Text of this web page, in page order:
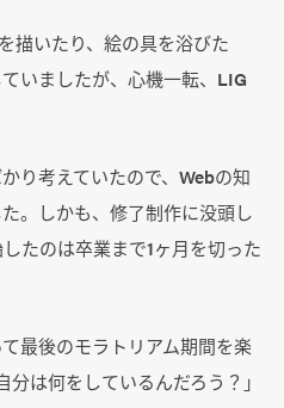
描いたり、絵の具を浴びた
いましたが、心機一転、LIG
り考えていたので、Webの知
。しかも、修了制作に没頭し
たのは卒業まで1ヶ月を切った
最後のモラトリアム期間を楽
は何をしているんだろう？」